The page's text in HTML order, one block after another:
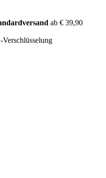
ab € 39,90